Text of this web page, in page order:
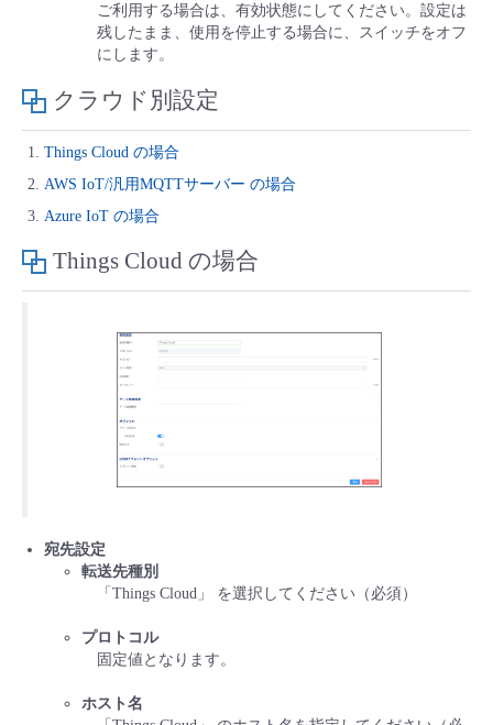
ご利用する場合は、有効状態にしてください。設定は
残したまま、使用を停止する場合に、スイッチをオフ
にします。
クラウド別設定
Things Cloud の場合
AWS IoT/汎用MQTTサーバー の場合
Azure IoT の場合
Things Cloud の場合
宛先設定
転送先種別
「Things Cloud」 を選択してください（必須）
プロトコル
固定値となります。
ホスト名